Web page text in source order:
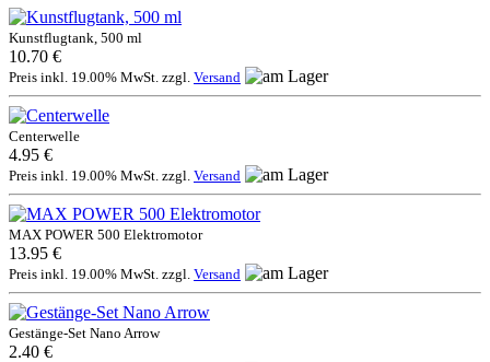
Kunstflugtank, 500 ml
10.70 €
Preis inkl. 19.00% MwSt. zzgl. Versand
Centerwelle
4.95 €
Preis inkl. 19.00% MwSt. zzgl. Versand
MAX POWER 500 Elektromotor
13.95 €
Preis inkl. 19.00% MwSt. zzgl. Versand
Gestänge-Set Nano Arrow
2.40 €